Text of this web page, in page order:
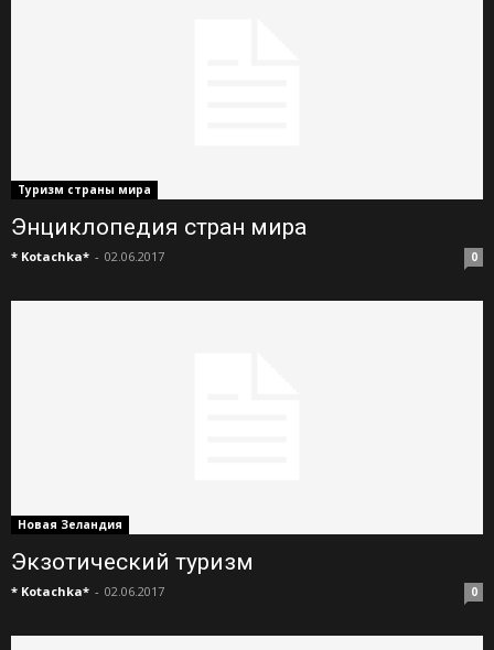
Туризм страны мира
Энциклопедия стран мира
* Kotachka* - 02.06.2017 0
Новая Зеландия
Экзотический туризм
* Kotachka* - 02.06.2017 0